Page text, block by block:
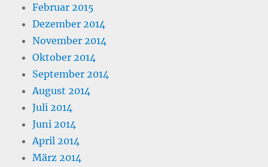
Februar 2015
Dezember 2014
November 2014
Oktober 2014
September 2014
August 2014
Juli 2014
Juni 2014
April 2014
März 2014